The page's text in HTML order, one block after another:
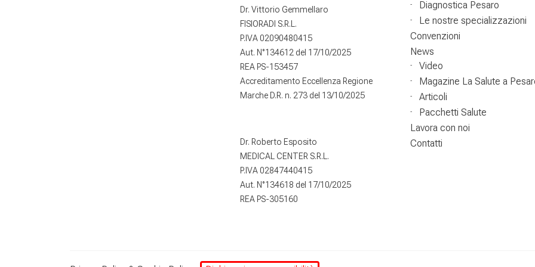
Dr. Vittorio Gemmellaro
FISIORADI S.R.L.
P.IVA 02090480415
Aut. N°134612 del 17/10/2025
REA PS-153457
Accreditamento Eccellenza Regione
Marche D.R. n. 273 del 13/10/2025
Dr. Roberto Esposito
MEDICAL CENTER S.R.L.
P.IVA 02847440415
Aut. N°134618 del 17/10/2025
REA PS-305160
Diagnostica Pesaro
Le nostre specializzazioni
Convenzioni
News
Video
Magazine La Salute a
Articoli
Pacchetti Salute
Lavora con noi
Contatti